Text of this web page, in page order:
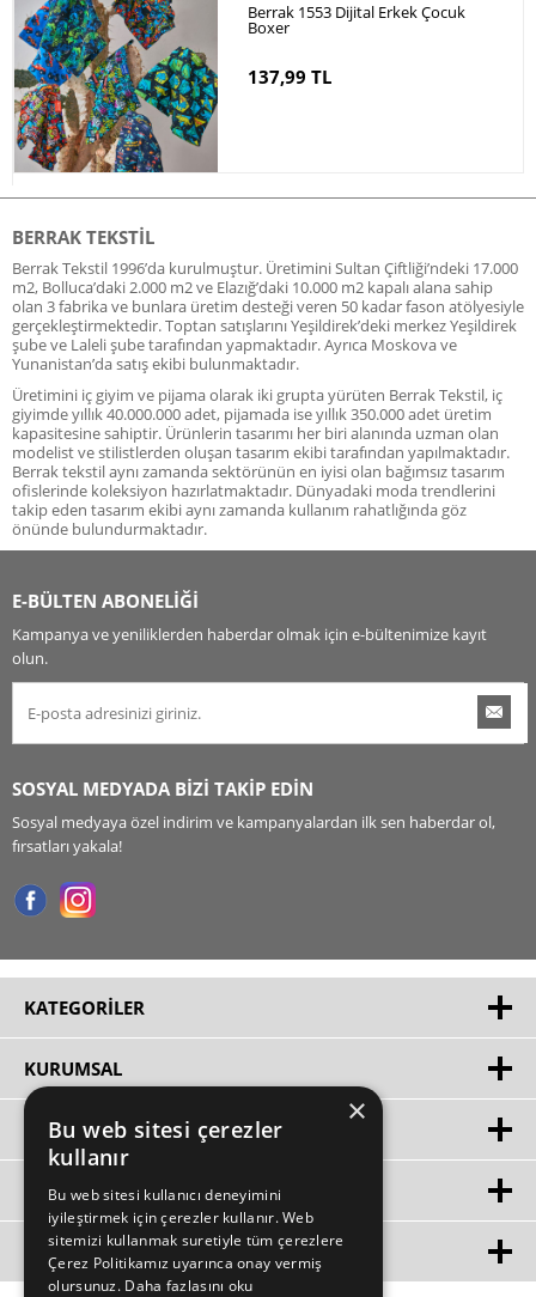
Berrak 1553 Dijital Erkek Çocuk
Boxer
137,99 TL
BERRAK TEKSTIL
Berrak Tekstil 1996’da kurulmuştur. Üretimini Sultan Çiftliği’ndeki 17.000
m2, Bolluca’daki 2.000 m2 ve Elazığ’daki 10.000 m2 kapalı alana sahip
olan 3 fabrika ve bunlara üretim desteği veren 50 kadar fason atölyesiyle
gerçekleştirmektedir. Toptan satışlarını Yeşildirek’deki merkez Yeşildirek
şube ve Laleli şube tarafından yapmaktadır. Ayrıca Moskova ve
Yunanistan’da satış ekibi bulunmaktadır.
Üretimini iç giyim ve pijama olarak iki grupta yürüten Berrak Tekstil, iç
giyimde yıllık 40.000.000 adet, pijamada ise yıllık 350.000 adet üretim
kapasitesine sahiptir. Ürünlerin tasarımı her biri alanında uzman olan
modelist ve stilistlerden oluşan tasarım ekibi tarafından yapılmaktadır.
Berrak tekstil aynı zamanda sektörünün en iyisi olan bağımsız tasarım
ofislerinde koleksiyon hazırlatmaktadır. Dünyadaki moda trendlerini
takip eden tasarım ekibi aynı zamanda kullanım rahatlığında göz
önünde bulundurmaktadır.
E-BÜLTEN ABONELİĞİ
Kampanya ve yeniliklerden haberdar olmak için e-bültenimize kayıt
olun.
SOSYAL MEDYADA BİZİ TAKİP EDİN
Sosyal medyaya özel indirim ve kampanyalardan ilk sen haberdar ol,
fırsatları yakala!
KATEGORILER
KURUMSAL
HIZLI ERIŞIM
ÜYE
MÜŞTERİ HİZMETLERİ
×
Bu web sitesi çerezler
kullanır
Bu web sitesi kullanıcı deneyimini
iyileştirmek için çerezler kullanır. Web
sitemizi kullanmak suretiyle tüm çerezlere
Çerez Politikamız uyarınca onay vermiş
olursunuz. Daha fazlasını oku